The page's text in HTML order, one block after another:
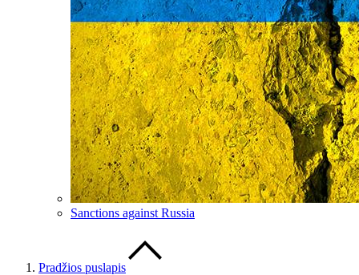
Sanctions against Russia
Pradžios puslapis